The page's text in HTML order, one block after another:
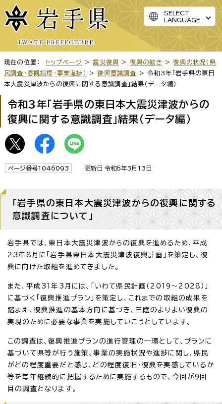
SELECT
LANGUAGE
現在の位置： トップページ > 震災復興 > 復興の動き >復興の状況（県
民調査・客観指標・事業進捗）
>復興意識調査
> 令和3年「岩手県の東日
本大震災津波からの復興に関する意識調査」結果（データ編）
令和3年「岩手県の東日本大震災津波からの
復興に関する意識調査」結果（データ編）
ページ番号1046093 更新日 令和6年3月13日
「岩手県の東日本大震災津波からの復興に関する
意識調査について」
岩手県では、東日本大震災津波からの復興を進めるため、平成
23年8月に「岩手県東日本大震災津波復興計画」を策定し、復
興に向けた取組を進めてきました。
また、平成31年3月には、「いわて県民計画（2019～2028）」
に基づく「復興推進プラン」を策定し、これまでの取組の成果を
踏まえ、復興推進の基本方向に基づき、三陸のよりよい復興の
実現のために必要な事業を実施していこうとしています。
この調査は、復興推進プランの進行管理の一環として、プランに
基づいて県等が行う施策、事業の実施状況や進捗に関し、県民
がどの程度重要だと感じ、どの程度復旧・復興を実感しているか
等を毎年継続的に把握するために実施するもので、今回が9回
目の調査となります。